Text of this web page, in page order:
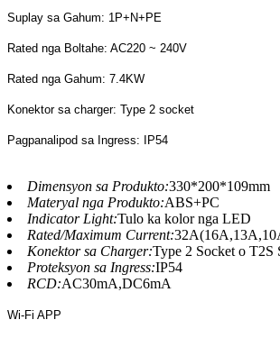
Suplay sa Gahum: 1P+N+PE
Rated nga Boltahe: AC220 ~ 240V
Rated nga Gahum: 7.4KW
Konektor sa charger: Type 2 socket
Pagpanalipod sa Ingress: IP54
Dimensyon sa Produkto:330*200*109mm
Materyal nga Produkto:ABS+PC
Indicator Light:Tulo ka kolor nga LED
Rated/Maximum Current:
Konektor sa Charger:Type 2 Socket o T2S
Proteksyon sa Ingress:IP54
RCD:AC30mA,DC6mA
Wi-Fi APP